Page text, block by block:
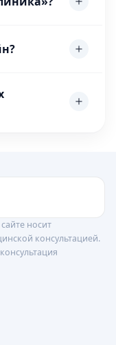
носит
консультацией.